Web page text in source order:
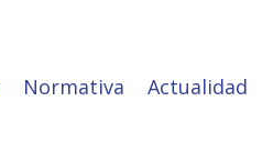
Normativa Actualidad